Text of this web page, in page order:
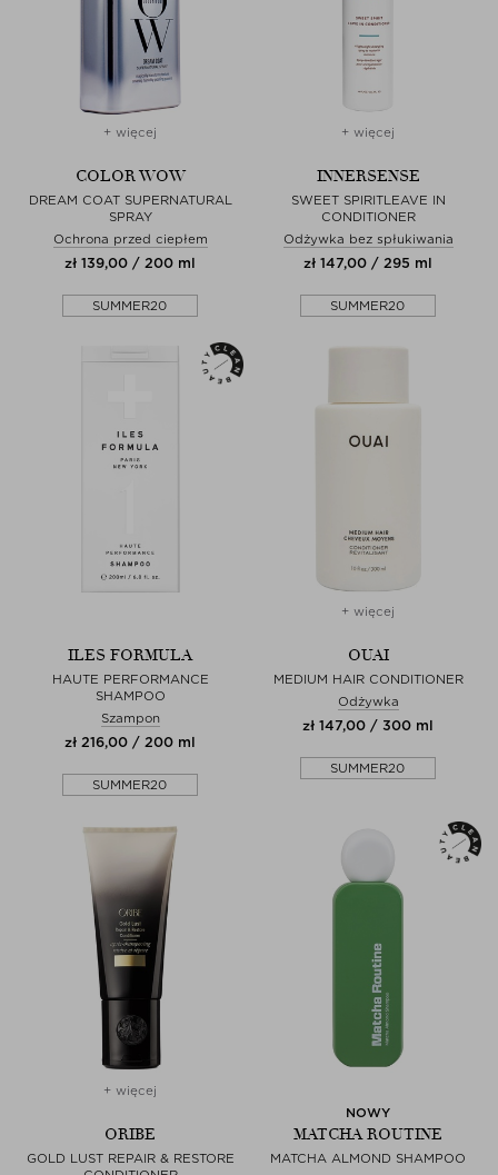
+ więcej
COLOR WOW
DREAM COAT SUPERNATURAL
SPRAY
Ochrona przed ciepłem
zł 139,00 / 200 ml
SUMMER20
+ więcej
INNERSENSE
SWEET SPIRITLEAVE IN
CONDITIONER
Odżywka bez spłukiwania
zł 147,00 / 295 ml
SUMMER20
ILES FORMULA
HAUTE PERFORMANCE
SHAMPOO
Szampon
zł 216,00 / 200 ml
SUMMER20
+ więcej
OUAI
MEDIUM HAIR CONDITIONER
Odżywka
zł 147,00 / 300 ml
SUMMER20
+ więcej
ORIBE
GOLD LUST REPAIR & RESTORE
NOWY
MATCHA ROUTINE
MATCHA ALMOND SHAMPOO